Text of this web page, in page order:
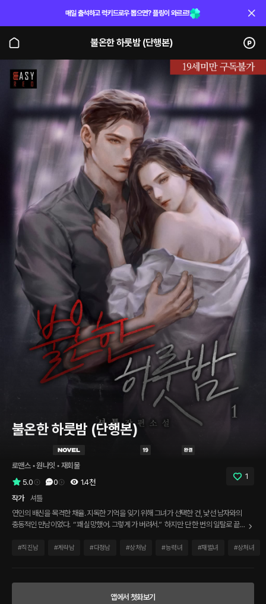
매일 출석하고 럭키드로우 뽑으면? 플링이 와르르!
불온한 하룻밤 (단행본)
불온한 하룻밤 (단행본)
로맨스 • 원나잇 • 재회물
5.0
0 1.4천
1
작가
셔틀
연인의 배신을 목격한 채율. 지독한 기억을 잊기 위해 그녀가 선택한 건, 낯선 남자와의
충동적인 만남이었다. ​ “꽤 실망했어. 그렇게 가 버려서.” ​ 하지만 단 한 번의 일탈로 끝날
“그쪽한테 관심 없으니까 돌아가.” “왜 이렇게 날카롭게 변했지?” ​ 마치 자신을 잘 아는
릿한 무언가가 일렁였다. ​ “그래서 더 끌리지만.” ​ 마치, 불온했던 그날을 시작으로 다시
#직진남 #계략남 #다정남 #상처남 #능력녀 #재벌녀 #상처녀
앱에서 첫화보기